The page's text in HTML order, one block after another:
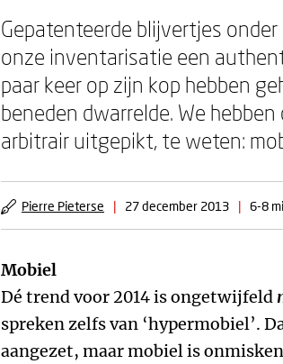
Gepatenteerde blijvertjes onder
onze inventarisatie een
paar keer op zijn kop hebben
beneden dwarrelde. We
arbitrair uitgepikt, te weten:
Pierre Pieterse | 27 december 2013 | 6-8
Mobiel
Dé trend voor 2014 is ongetwijfeld
spreken zelfs van ‘hypermobiel’.
aangezet, maar mobiel is